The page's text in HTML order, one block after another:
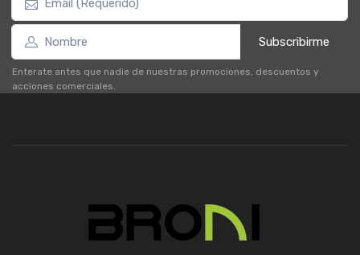
Subscribirme
Enterate antes que nadie de nuestras promociones, descuentos y
acciones comerciales.